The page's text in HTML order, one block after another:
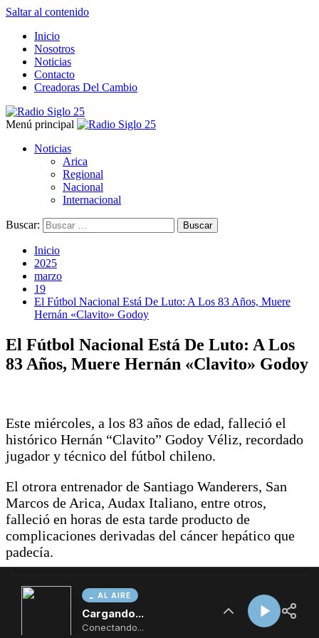
AL AIRE
Cargando...
Conectando...